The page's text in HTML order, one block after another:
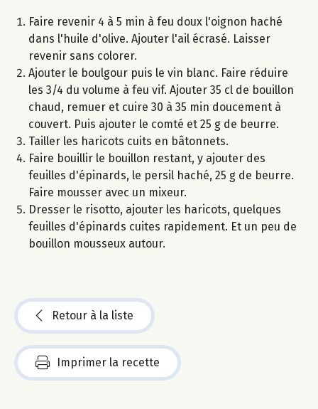
Faire revenir 4 à 5 min à feu doux l'oignon haché
dans l'huile d'olive. Ajouter l'ail écrasé. Laisser
revenir sans colorer.
Ajouter le boulgour puis le vin blanc. Faire réduire
les 3/4 du volume à feu vif. Ajouter 35 cl de bouillon
chaud, remuer et cuire 30 à 35 min doucement à
couvert. Puis ajouter le comté et 25 g de beurre.
Tailler les haricots cuits en bâtonnets.
Faire bouillir le bouillon restant, y ajouter des
feuilles d'épinards, le persil haché, 25 g de beurre.
Faire mousser avec un mixeur.
Dresser le risotto, ajouter les haricots, quelques
feuilles d'épinards cuites rapidement. Et un peu de
bouillon mousseux autour.
Retour à la liste
Imprimer la recette